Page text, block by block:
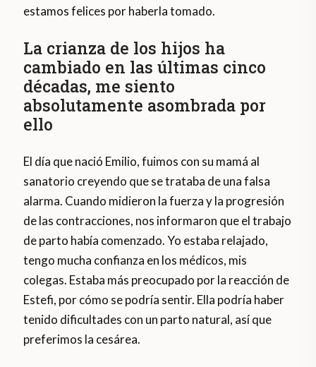
estamos felices por haberla tomado.
La crianza de los hijos ha
cambiado en las últimas cinco
décadas, me siento
absolutamente asombrada por
ello
El día que nació Emilio, fuimos con su mamá al
sanatorio creyendo que se trataba de una falsa
alarma. Cuando midieron la fuerza y la progresión
de las contracciones, nos informaron que el trabajo
de parto había comenzado. Yo estaba relajado,
tengo mucha confianza en los médicos, mis
colegas. Estaba más preocupado por la reacción de
Estefi, por cómo se podría sentir. Ella podría haber
tenido dificultades con un parto natural, así que
preferimos la cesárea.